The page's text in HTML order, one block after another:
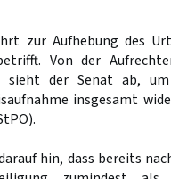
zur Aufhebung des
Von der
sieht der Senat ab,
insgesamt
hin, dass bereits